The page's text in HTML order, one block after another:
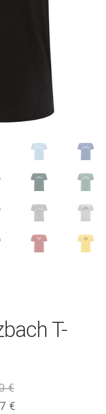
T-
€Ursprünglicher
Preis
€Aktueller